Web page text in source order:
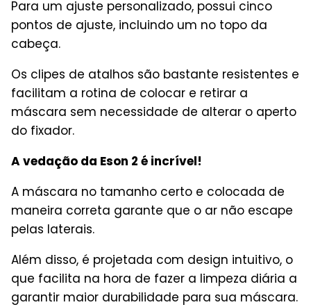
Para um ajuste personalizado, possui cinco
pontos de ajuste, incluindo um no topo da
cabeça.
Os clipes de atalhos são bastante resistentes e
facilitam a rotina de colocar e retirar a
máscara sem necessidade de alterar o aperto
do fixador.
A vedação da Eson 2 é incrível!
A máscara no tamanho certo e colocada de
maneira correta garante que o ar não escape
pelas laterais.
Além disso, é projetada com design intuitivo, o
que facilita na hora de fazer a limpeza diária a
garantir maior durabilidade para sua máscara.